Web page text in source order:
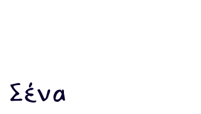
Σένα